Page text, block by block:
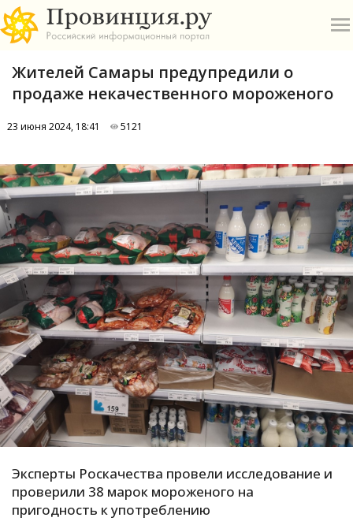
Б
В
Е
И
К
О
П
Р
С
Жителей Самары предупредили о
продаже некачественного мороженого
23 июня 2024, 18:41 5121
Эксперты Роскачества провели исследование и
проверили 38 марок мороженого на
пригодность к употреблению